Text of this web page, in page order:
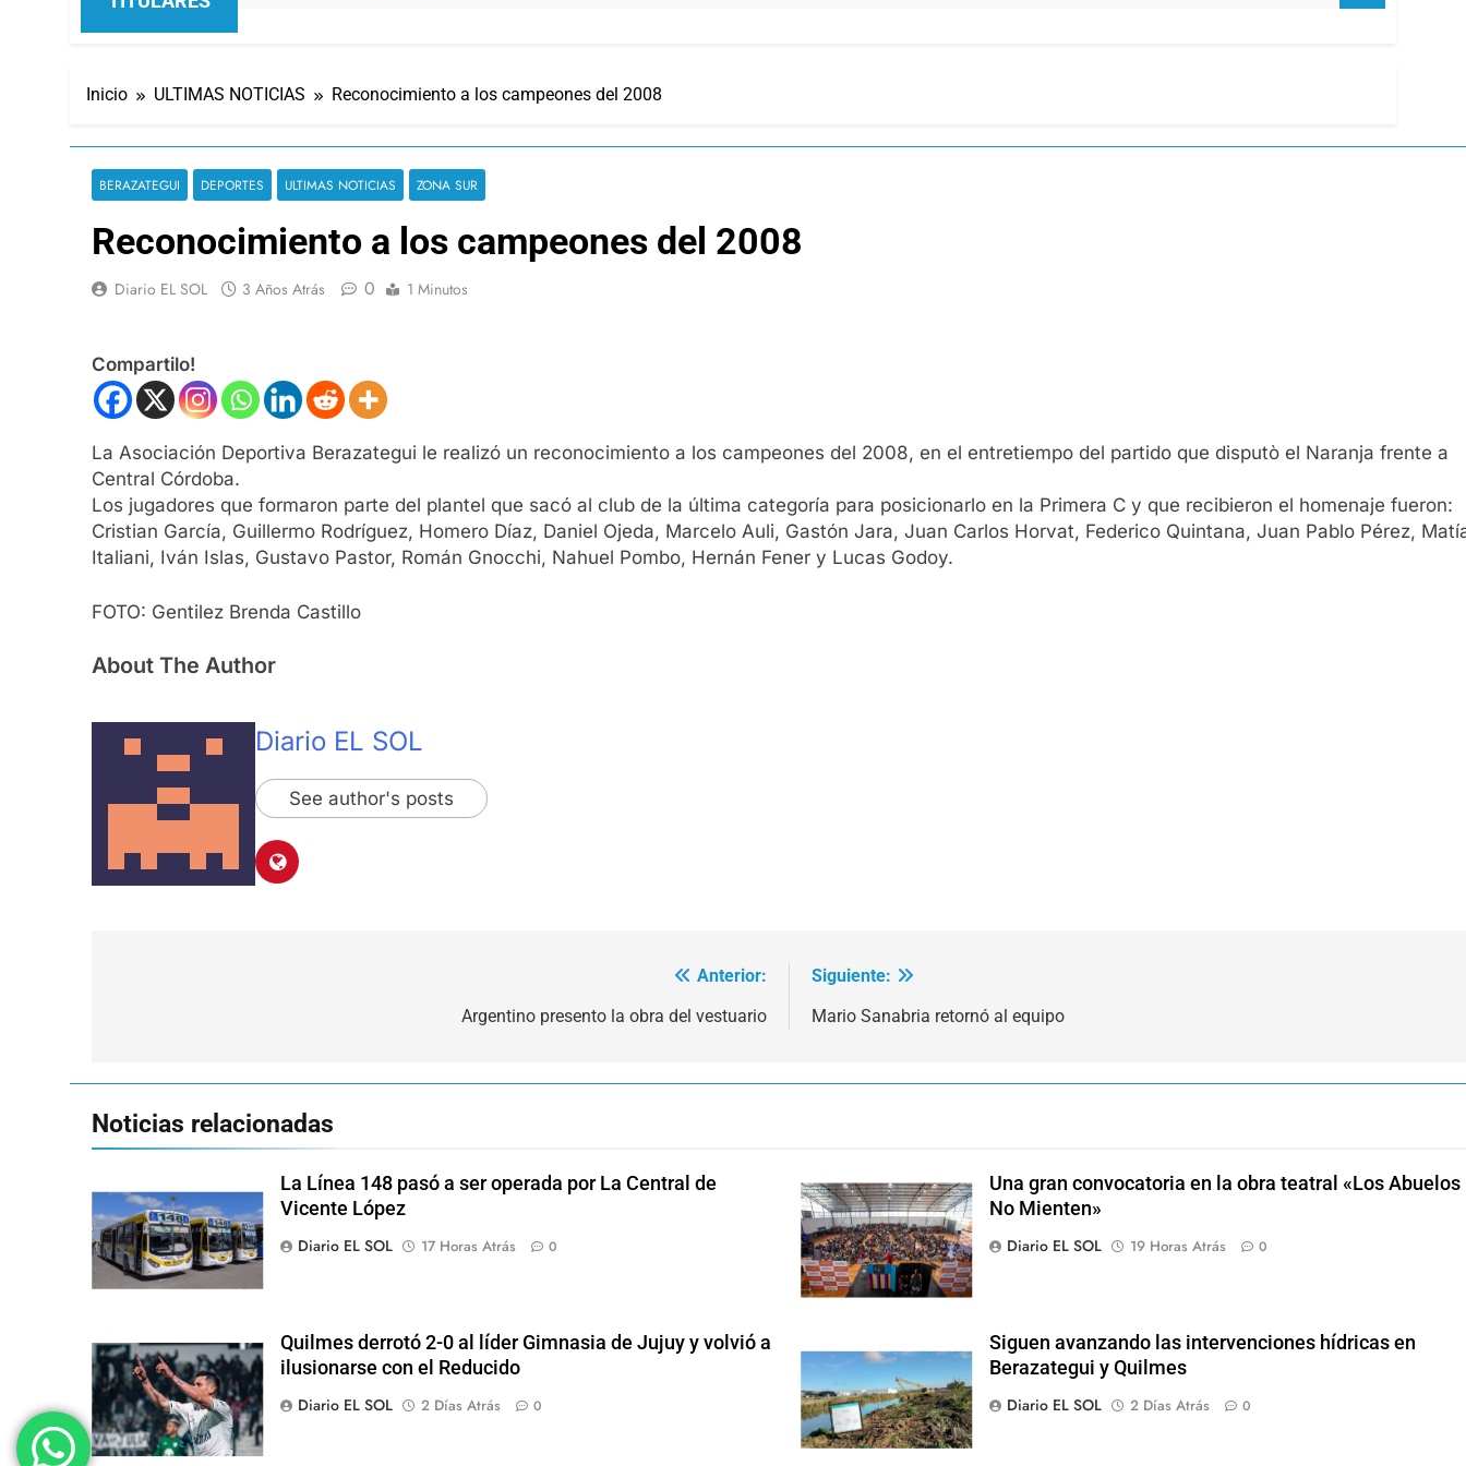
Inicio ULTIMAS NOTICIAS Reconocimiento a los campeones del 2008
BERAZATEGUI DEPORTES ULTIMAS NOTICIAS ZONA SUR
Reconocimiento a los campeones del 2008
Diario EL SOL 3 Años Atrás 0 1 Minutos
Compartilo!
La Asociación Deportiva Berazategui le realizó un reconocimiento a los campeones del 2008, en el entretiempo del partido que disputò el Naranja frente a
Central Córdoba.
Los jugadores que formaron parte del plantel que sacó al club de la última categoría para posicionarlo en la Primera C y que recibieron el homenaje fueron:
Cristian García, Guillermo Rodríguez, Homero Díaz, Daniel Ojeda, Marcelo Auli, Gastón Jara, Juan Carlos Horvat, Federico Quintana, Juan Pablo Pérez,
Italiani, Iván Islas, Gustavo Pastor, Román Gnocchi, Nahuel Pombo, Hernán Fener y Lucas Godoy.
FOTO: Gentilez Brenda Castillo
About The Author
Diario EL SOL
See author's posts
Anterior:
Argentino presento la obra del vestuario
Siguiente:
Mario Sanabria retornó al equipo
Noticias relacionadas
La Línea 148 pasó a ser operada por La Central de
Vicente López
Diario EL SOL
17 Horas Atrás 0
Una gran convocatoria en la obra teatral «Los Abuelos
No Mienten»
Diario EL SOL
19 Horas Atrás 0
Quilmes derrotó 2-0 al líder Gimnasia de Jujuy y volvió a
ilusionarse con el Reducido
Diario EL SOL
2 Días Atrás 0
Siguen avanzando las intervenciones hídricas en
Berazategui y Quilmes
Diario EL SOL
2 Días Atrás 0